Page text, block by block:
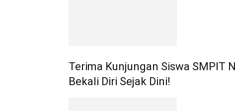
Terima Kunjungan Siswa SMPIT
Bekali Diri Sejak Dini!